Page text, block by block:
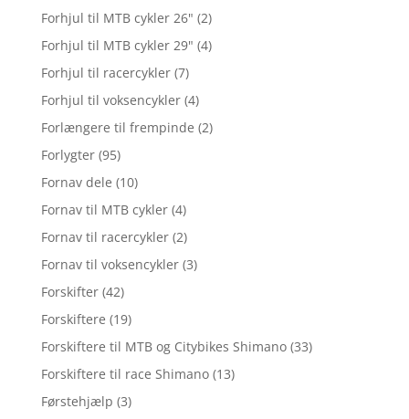
Forhjul til MTB cykler 26" (2)
Forhjul til MTB cykler 29" (4)
Forhjul til racercykler (7)
Forhjul til voksencykler (4)
Forlængere til frempinde (2)
Forlygter (95)
Fornav dele (10)
Fornav til MTB cykler (4)
Fornav til racercykler (2)
Fornav til voksencykler (3)
Forskifter (42)
Forskiftere (19)
Forskiftere til MTB og Citybikes Shimano (33)
Forskiftere til race Shimano (13)
Førstehjælp (3)